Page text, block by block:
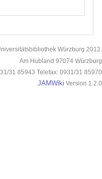
Würzburg 2012.
Am Hubland 97074 Würzburg
31 85943 Telefax: 0931/31 85970
JAMWiki Version 1.2.0